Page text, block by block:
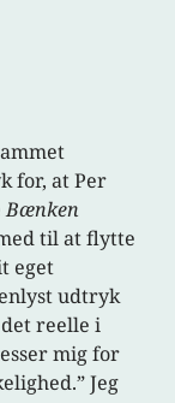
for, at Per
Bænken
til at flytte
eget
udtryk
reelle i
mig for
Jeg